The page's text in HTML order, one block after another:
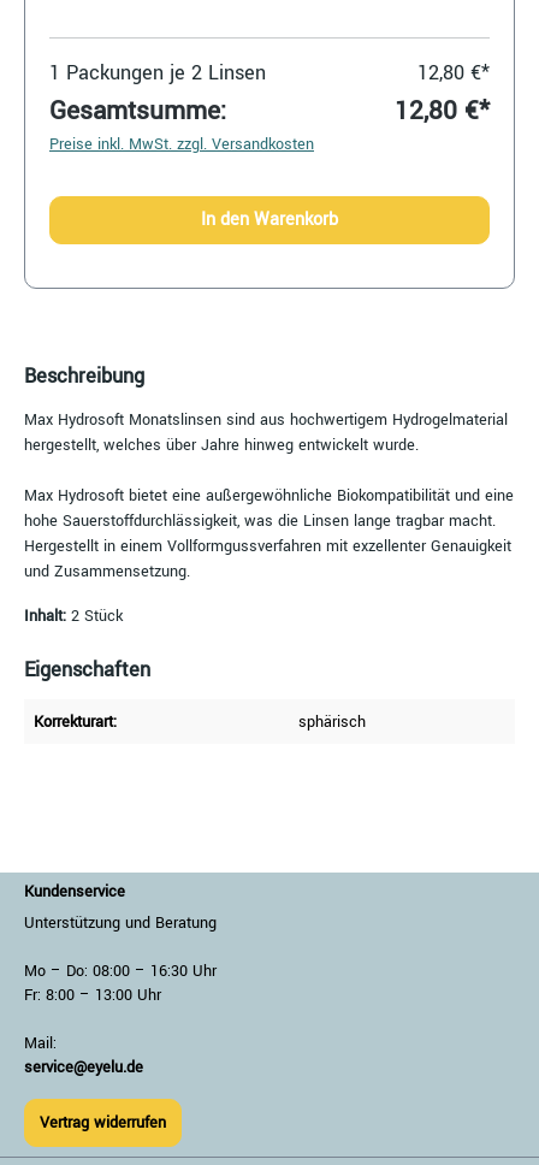
Beschreibung
Max Hydrosoft Monatslinsen sind aus hochwertigem Hydrogelmaterial
hergestellt, welches über Jahre hinweg entwickelt wurde.
Max Hydrosoft bietet eine außergewöhnliche Biokompatibilität und eine
hohe Sauerstoffdurchlässigkeit, was die Linsen lange tragbar macht.
Hergestellt in einem Vollformgussverfahren mit exzellenter Genauigkeit
und Zusammensetzung.
Inhalt: 2 Stück
Eigenschaften
Korrekturart: sphärisch
1 Packungen je 2 Linsen 12,80 €*
Gesamtsumme: 12,80 €*
Preise inkl. MwSt. zzgl. Versandkosten
In den Warenkorb
Kundenservice
Unterstützung und Beratung
Mo – Do: 08:00 – 16:30 Uhr
Fr: 8:00 – 13:00 Uhr
Mail:
service@eyelu.de
Vertrag widerrufen